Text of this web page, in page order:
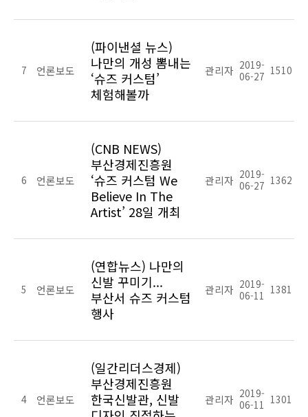
7 언론보도
(파이낸셜 뉴스)
나만의 개성 뽐내는
‘슈즈 커스텀’
체험해볼까
관리자 2019-
06-27 1510
6 언론보도
(CNB NEWS)
부산경제진흥원
‘슈즈 커스텀 We
Believe In The
Artist’ 28일 개최
관리자 2019-
06-27 1362
5 언론보도
(연합뉴스) 나만의
신발 꾸미기...
부산서 슈즈 커스텀
행사
관리자 2019-
06-11 1381
4 언론보도
(일간리더스경제)
부산경제진흥원
한국신발관, 신발
관리자 2019-
06-11 1301